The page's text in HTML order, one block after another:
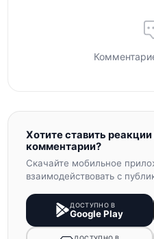
Хотите ставить реакции
комментарии?
Скачайте мобильное
взаимодействовать с
ДОСТУПНО В
Google Play